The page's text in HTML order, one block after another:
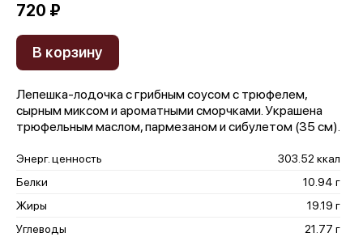
720 ₽
В корзину
Лепешка-лодочка с грибным соусом с трюфелем,
сырным миксом и ароматными сморчками. Украшена
трюфельным маслом, пармезаном и сибулетом (35 см).
Энерг. ценность
303.52 ккал
Белки
10.94 г
Жиры
19.19 г
Углеводы
21.77 г